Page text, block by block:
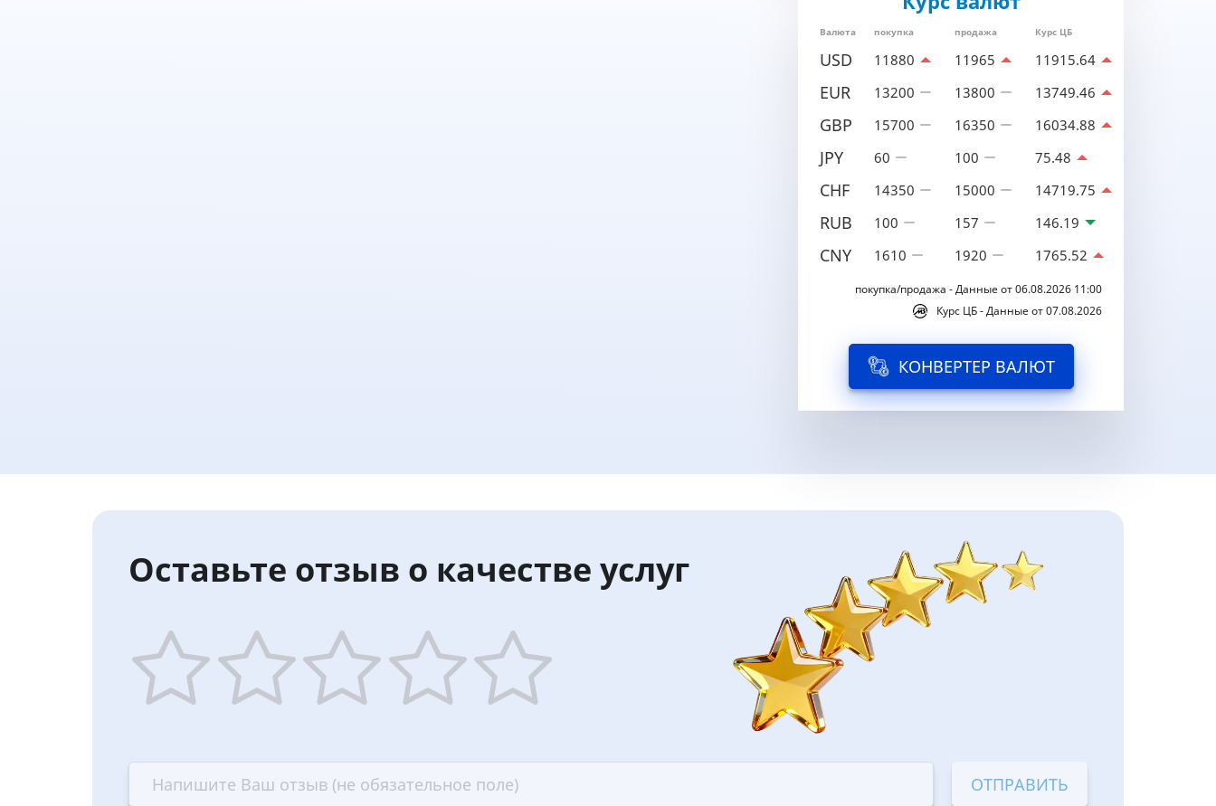
Валюта покупка продажа Курс ЦБ
USD 11880 11965 11915.64
EUR 13200 13800 13749.46
GBP 15700 16350 16034.88
JPY 60 100 75.48
CHF 14350 15000 14719.75
RUB 100 157 146.19
CNY 1610 1920 1765.52
покупка/продажа - Данные от 06.08.2026 11:00
Курс ЦБ - Данные от 07.08.2026
КОНВЕРТЕР ВАЛЮТ
Оставьте отзыв о качестве услуг
Terrible
Bad
OK
Good
Excellent